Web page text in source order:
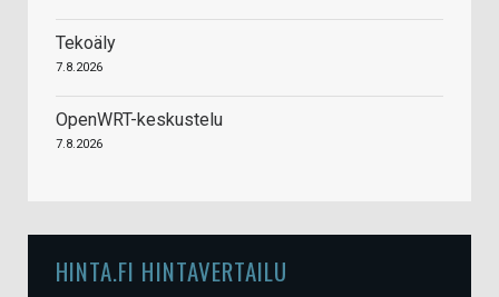
Tekoäly
7.8.2026
OpenWRT-keskustelu
7.8.2026
HINTA.FI HINTAVERTAILU